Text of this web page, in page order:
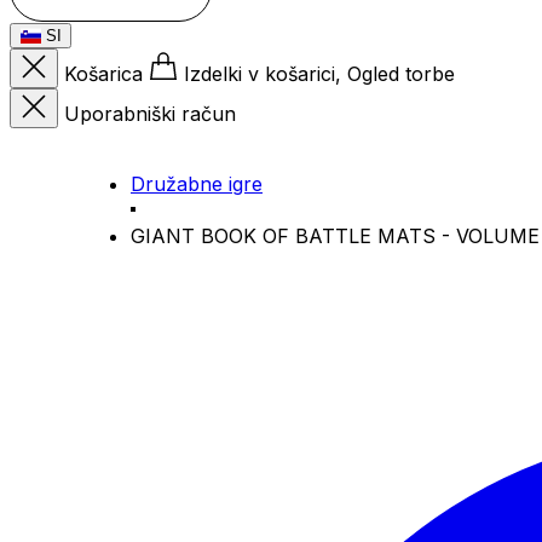
SI
Košarica
Izdelki v košarici, Ogled torbe
Uporabniški račun
Družabne igre
GIANT BOOK OF BATTLE MATS -